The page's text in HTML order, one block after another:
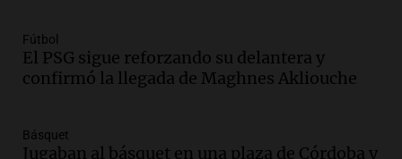
Audio.
los empresarios del país cree que la
economía mejorará el próximo año
Audio. Carolina Losada: "Faltó que el
Fútbol
El PSG sigue reforzando su delantera y
confirmó la llegada de Maghnes Akliouche
Básquet
Jugaban al básquet en una plaza de Córdoba y